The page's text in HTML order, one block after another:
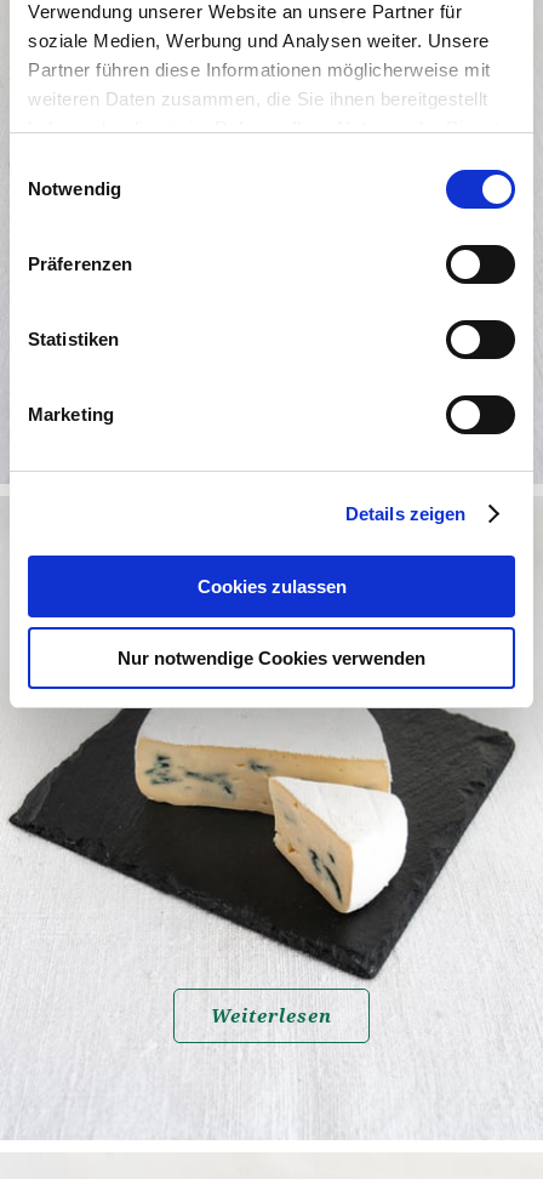
Verwendung unserer Website an unsere Partner für
soziale Medien, Werbung und Analysen weiter. Unsere
Partner führen diese Informationen möglicherweise mit
weiteren Daten zusammen, die Sie ihnen bereitgestellt
haben oder die sie im Rahmen Ihrer Nutzung der Dienste
Cookies, wenn Sie unsere Webseite weiterhin nutzen.
Notwendig
Präferenzen
Statistiken
Marketing
Details zeigen
Cookies zulassen
Nur notwendige Cookies verwenden
Tegernseer Bio-Pfeffer-Schütz
Würzig-aromatisch
Bio-Blauberger
Weiterlesen